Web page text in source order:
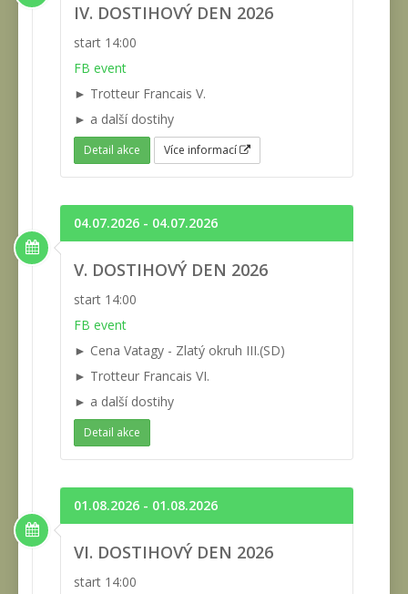
IV. DOSTIHOVÝ DEN 2026
start 14:00
FB event
► Trotteur Francais V.
► a další dostihy
Detail akce Více informací
04.07.2026 - 04.07.2026
V. DOSTIHOVÝ DEN 2026
start 14:00
FB event
► Cena Vatagy - Zlatý okruh III.(SD)
► Trotteur Francais VI.
► a další dostihy
Detail akce
01.08.2026 - 01.08.2026
VI. DOSTIHOVÝ DEN 2026
start 14:00